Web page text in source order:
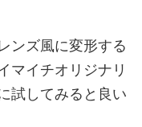
ンズ風に変形する
マイチオリジナリ
試してみると良い